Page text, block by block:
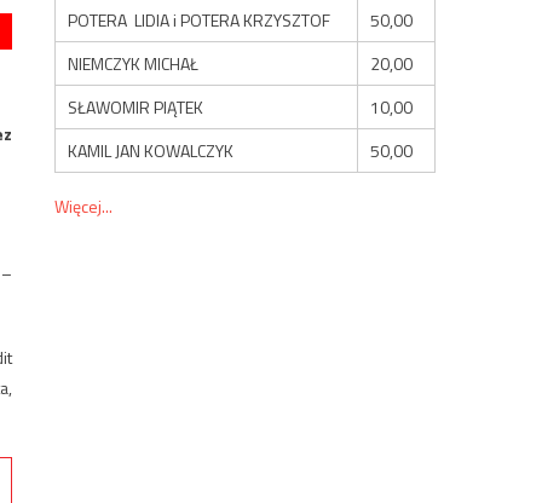
POTERA LIDIA i POTERA KRZYSZTOF
50,00
NIEMCZYK MICHAŁ
20,00
SŁAWOMIR PIĄTEK
10,00
KAMIL JAN KOWALCZYK
50,00
Więcej...